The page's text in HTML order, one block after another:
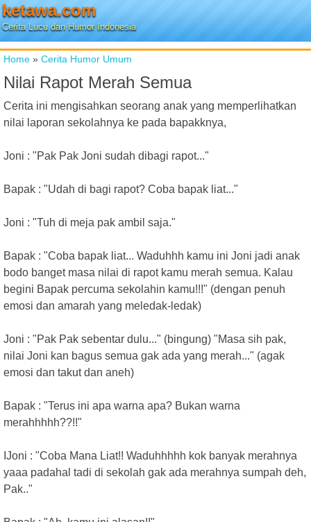
ketawa.com
Cerita Lucu dan Humor Indonesia
Home » Cerita Humor Umum
Nilai Rapot Merah Semua
Cerita ini mengisahkan seorang anak yang memperlihatkan
nilai laporan sekolahnya ke pada bapakknya,
Joni : "Pak Pak Joni sudah dibagi rapot..."
Bapak : "Udah di bagi rapot? Coba bapak liat..."
Joni : "Tuh di meja pak ambil saja."
Bapak : "Coba bapak liat... Waduhhh kamu ini Joni jadi anak
bodo banget masa nilai di rapot kamu merah semua. Kalau
begini Bapak percuma sekolahin kamu!!!" (dengan penuh
emosi dan amarah yang meledak-ledak)
Joni : "Pak Pak sebentar dulu..." (bingung) "Masa sih pak,
nilai Joni kan bagus semua gak ada yang merah..." (agak
emosi dan takut dan aneh)
Bapak : "Terus ini apa warna apa? Bukan warna
merahhhhh??!!"
IJoni : "Coba Mana Liat!! Waduhhhhh kok banyak merahnya
yaaa padahal tadi di sekolah gak ada merahnya sumpah deh,
Pak.."